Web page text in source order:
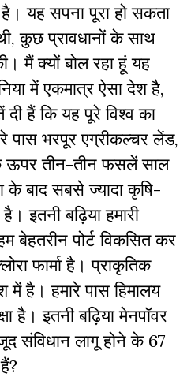
यह सपना पूरा हो सकता
कुछ प्रावधानों के साथ
मैं क्यों बोल रहा हूं यह
में एकमात्र ऐसा देश है,
हैं कि यह पूरे विश्व का
पास भरपूर एग्रीकल्चर लेंड,
तीन-तीन फसलें साल
बाद सबसे ज्यादा कृषि-
इतनी बढ़िया हमारी
बेहतरीन पोर्ट विकसित कर
फार्मा है। प्राकृतिक
है। हमारे पास हिमालय
है। इतनी बढ़िया मेनपॉवर
संविधान लागू होने के 67